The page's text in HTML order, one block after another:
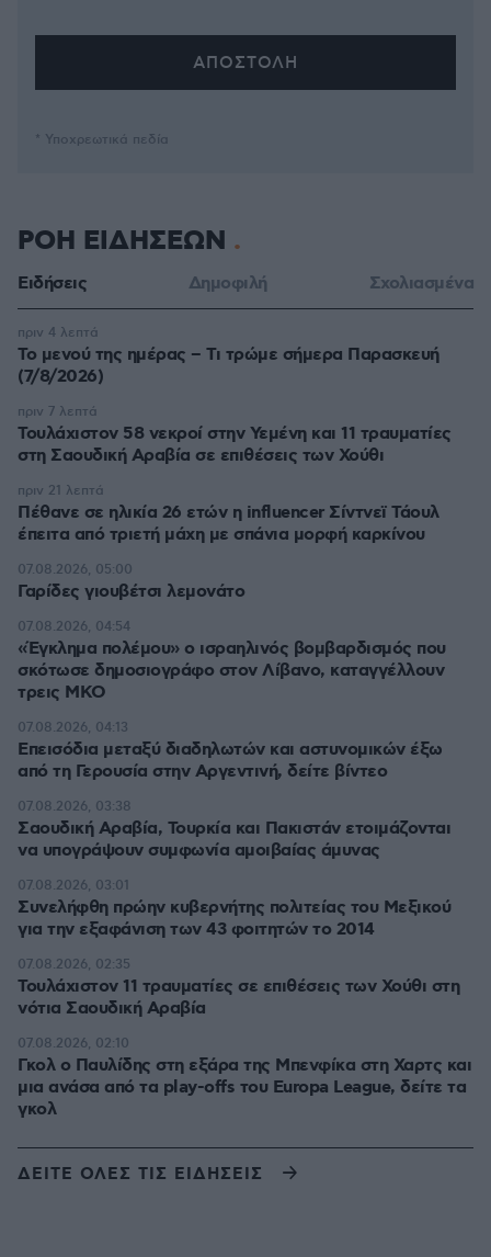
* Υποχρεωτικά πεδία
ΡΟΗ ΕΙΔΗΣΕΩΝ
Ειδήσεις Δημοφιλή Σχολιασμένα
Το μενού της ημέρας – Τι τρώμε σήμερα Παρασκευή
(7/8/2026)
πριν 4 λεπτά
Τουλάχιστον 58 νεκροί στην Υεμένη και 11 τραυματίες
στη Σαουδική Αραβία σε επιθέσεις των Χούθι
πριν 7 λεπτά
Πέθανε σε ηλικία 26 ετών η influencer Σίντνεϊ Τάουλ
έπειτα από τριετή μάχη με σπάνια μορφή καρκίνου
πριν 21 λεπτά
Γαρίδες γιουβέτσι λεμονάτο
07.08.2026, 05:00
«Έγκλημα πολέμου» ο ισραηλινός βομβαρδισμός που
σκότωσε δημοσιογράφο στον Λίβανο, καταγγέλλουν
τρεις ΜΚΟ
07.08.2026, 04:54
Επεισόδια μεταξύ διαδηλωτών και αστυνομικών έξω
από τη Γερουσία στην Αργεντινή, δείτε βίντεο
07.08.2026, 04:13
Σαουδική Αραβία, Τουρκία και Πακιστάν ετοιμάζονται
να υπογράψουν συμφωνία αμοιβαίας άμυνας
07.08.2026, 03:38
Συνελήφθη πρώην κυβερνήτης πολιτείας του Μεξικού
για την εξαφάνιση των 43 φοιτητών το 2014
07.08.2026, 03:01
Τουλάχιστον 11 τραυματίες σε επιθέσεις των Χούθι στη
νότια Σαουδική Αραβία
07.08.2026, 02:35
Γκολ ο Παυλίδης στη εξάρα της Μπενφίκα στη Χαρτς και
μια ανάσα από τα play-offs του Europa League, δείτε τα
γκολ
07.08.2026, 02:10
ΔΕΙΤΕ ΟΛΕΣ ΤΙΣ ΕΙΔΗΣΕΙΣ